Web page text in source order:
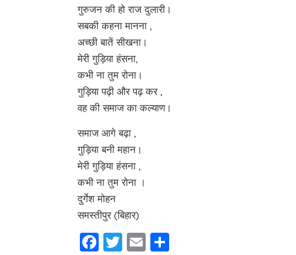
गुरुजन की हो राज दुलारी।
सबकी कहना मानना ,
अच्छी बातें सीखना।
मेरी गुड़िया हंसना,
कभी ना तुम रोना।
गुड़िया पढ़ी और पढ़ कर ,
वह की समाज का कल्याण।
समाज आगे बढ़ा ,
गुड़िया बनी महान।
मेरी गुड़िया हंसना ,
कभी ना तुम रोना ।
दुर्गेश मोहन
समस्तीपुर (बिहार)
Facebook
Twitter
Email